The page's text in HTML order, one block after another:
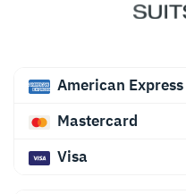
American Express
Mastercard
Visa